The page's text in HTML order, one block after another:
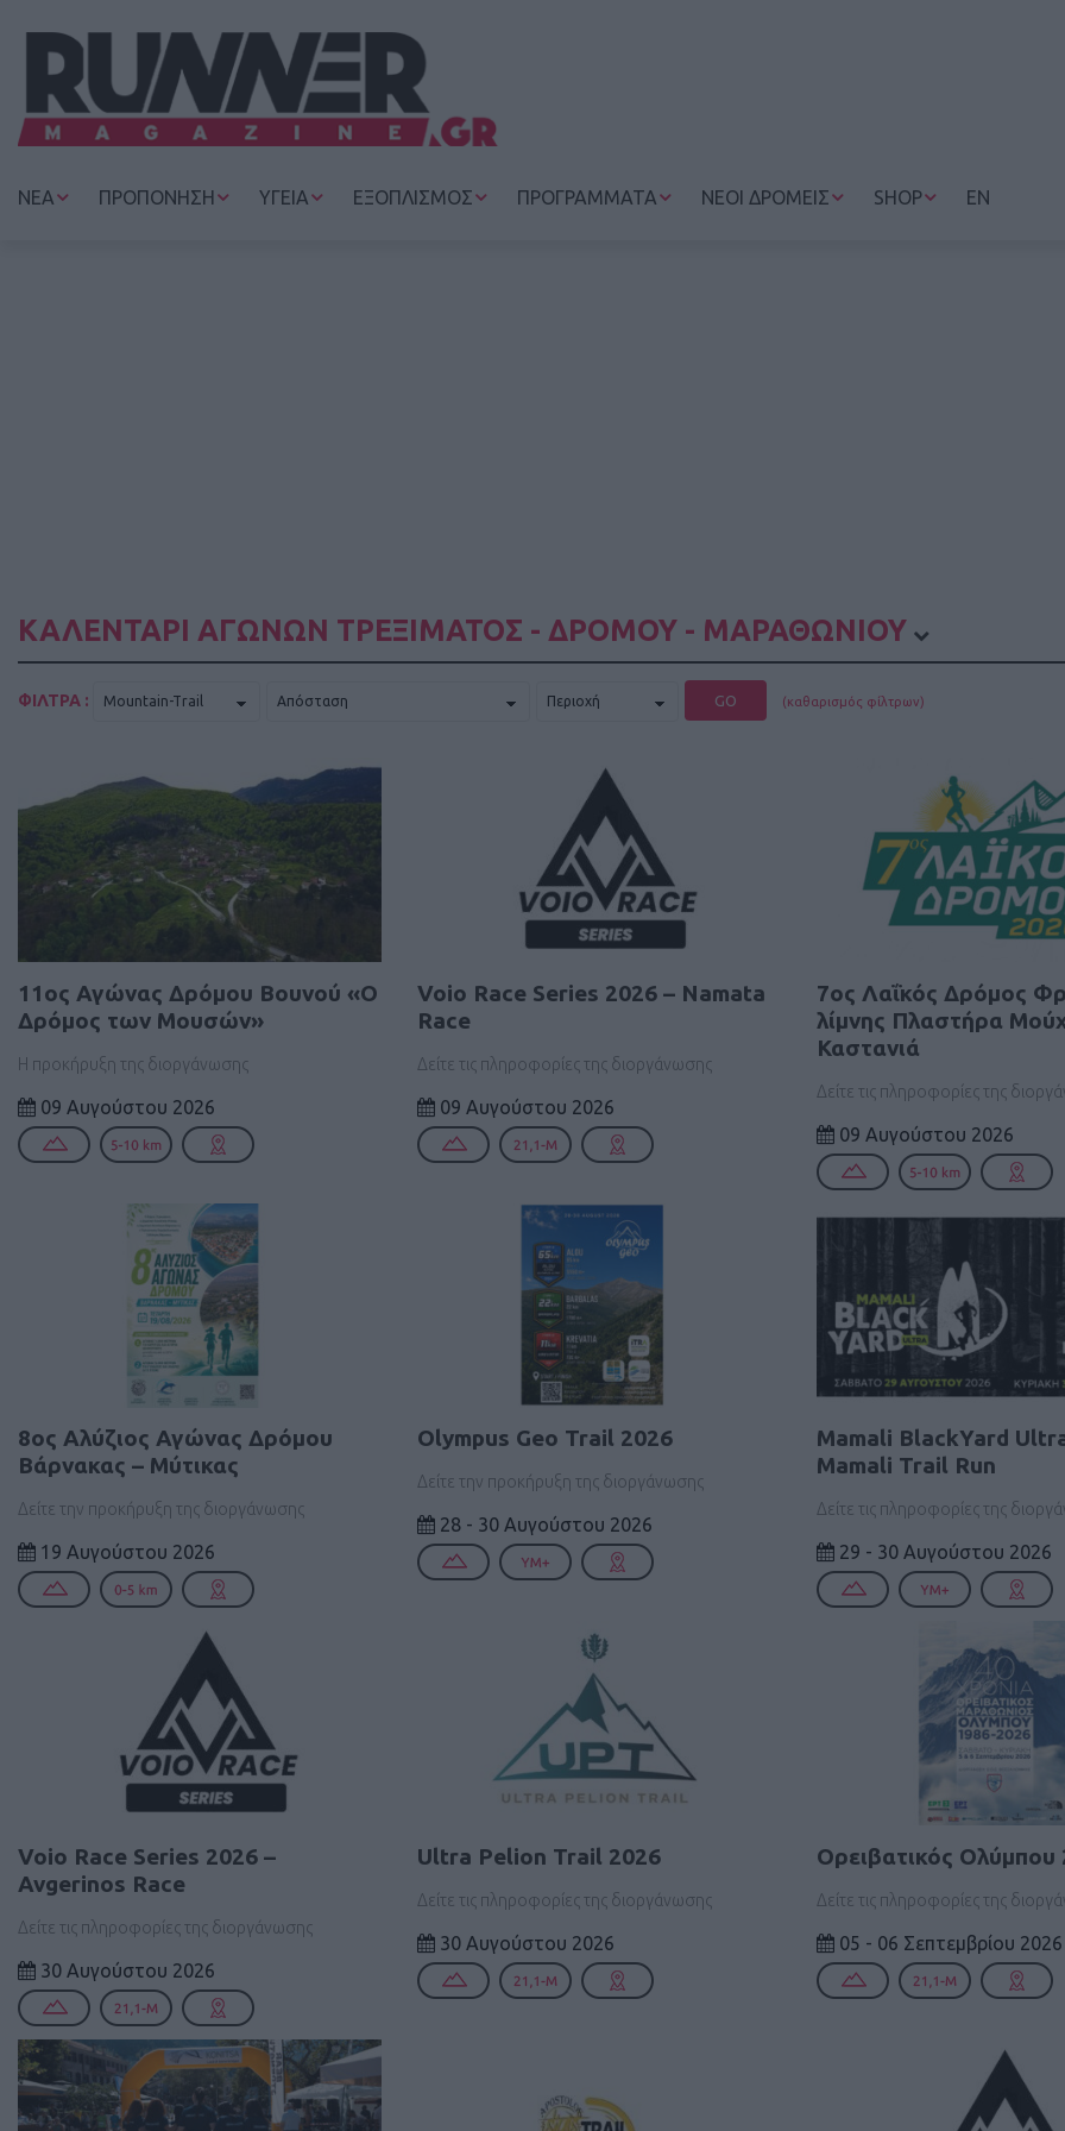
ΝΕΑ ΠΡΟΠΟΝΗΣΗ ΥΓΕΙΑ ΕΞΟΠΛΙΣΜΟΣ ΠΡΟΓΡΑΜΜΑΤΑ ΝΕΟΙ ΔΡΟΜΕΙΣ SHOP EN
ΚΑΛΕΝΤΑΡΙ ΑΓΩΝΩΝ ΤΡΕΞΙΜΑΤΟΣ - ΔΡΟΜΟΥ - ΜΑΡΑΘΩΝΙΟΥ
ΦΙΛΤΡΑ : GO (καθαρισμός φίλτρων)
11ος Αγώνας Δρόμου Βουνού «Ο
Δρόμος των Μουσών»
Η προκήρυξη της διοργάνωσης
09 Αυγούστου 2026
Voio Race Series 2026 – Namata
Race
Δείτε τις πληροφορίες της διοργάνωσης
09 Αυγούστου 2026
7ος Λαΐκός Δρόμος
λίμνης Πλαστήρα
Καστανιά
Δείτε τις πληροφορίες της
09 Αυγούστου 2026
8ος Αλύζιος Αγώνας Δρόμου
Βάρνακας – Μύτικας
Δείτε την προκήρυξη της διοργάνωσης
19 Αυγούστου 2026
Olympus Geo Trail 2026
Δείτε την προκήρυξη της διοργάνωσης
28 - 30 Αυγούστου 2026
Mamali BlackYard
Mamali Trail Run
Δείτε τις πληροφορίες της
29 - 30 Αυγούστου 2026
Voio Race Series 2026 –
Avgerinos Race
Δείτε τις πληροφορίες της διοργάνωσης
30 Αυγούστου 2026
Ultra Pelion Trail 2026
Δείτε τις πληροφορίες της διοργάνωσης
30 Αυγούστου 2026
Ορειβατικός Ολύμπου
Δείτε τις πληροφορίες της
05 - 06 Σεπτεμβρίου 2026